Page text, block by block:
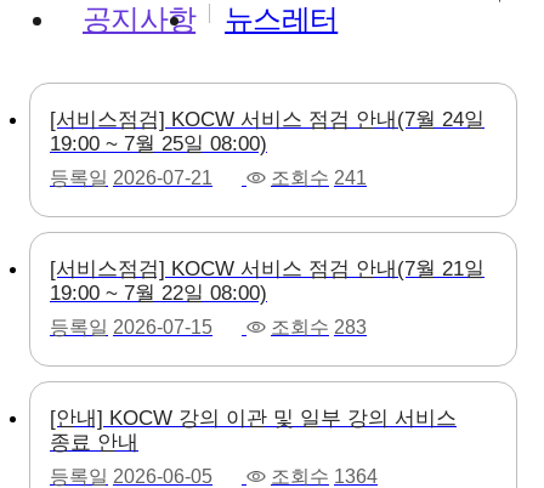
공지사항 뉴스레터
[서비스점검] KOCW 서비스 점검 안내(7월 24일
19:00 ~ 7월 25일 08:00)
등록일 2026-07-21 조회수 241
[서비스점검] KOCW 서비스 점검 안내(7월 21일
19:00 ~ 7월 22일 08:00)
등록일 2026-07-15 조회수 283
[안내] KOCW 강의 이관 및 일부 강의 서비스
종료 안내
등록일 2026-06-05 조회수 1364